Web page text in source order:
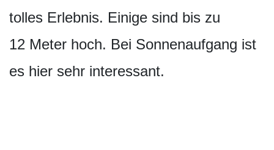
tolles Erlebnis. Einige sind bis zu
12 Meter hoch. Bei Sonnenaufgang ist
es hier sehr interessant.